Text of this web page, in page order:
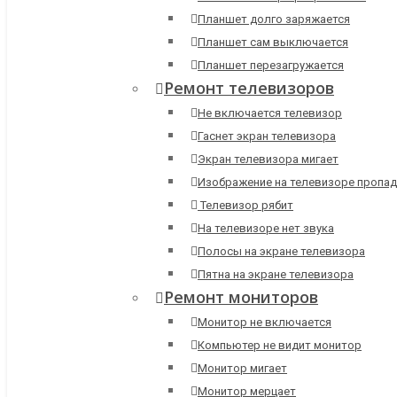
Планшет долго заряжается
Планшет сам выключается
Планшет перезагружается
Ремонт телевизоров
Не включается телевизор
Гаснет экран телевизора
Экран телевизора мигает
Изображение на телевизоре
Телевизор рябит
На телевизоре нет звука
Полосы на экране телевизора
Пятна на экране телевизора
Ремонт мониторов
Монитор не включается
Компьютер не видит монитор
Монитор мигает
Монитор мерцает